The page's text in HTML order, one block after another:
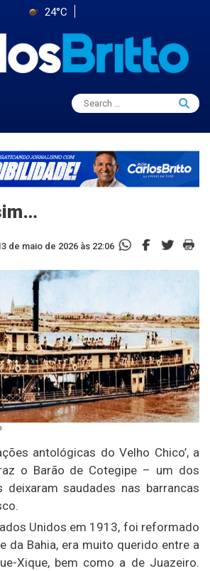
24°C
Search
for:
Search
de maio de 2026 às 22:06
antológicas do Velho Chico’, a
o Barão de Cotegipe – um dos
deixaram saudades nas barrancas
Unidos em 1913, foi reformado
da Bahia, era muito querido entre a
Xique, bem como a de Juazeiro.